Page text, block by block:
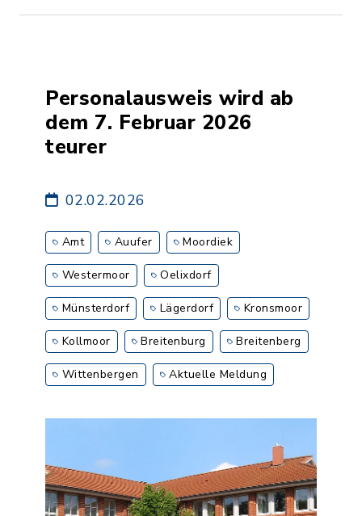
Personalausweis wird ab
dem 7. Februar 2026
teurer
02.02.2026
Amt Auufer Moordiek
Westermoor Oelixdorf
Münsterdorf Lägerdorf Kronsmoor
Kollmoor Breitenburg Breitenberg
Wittenbergen Aktuelle Meldung